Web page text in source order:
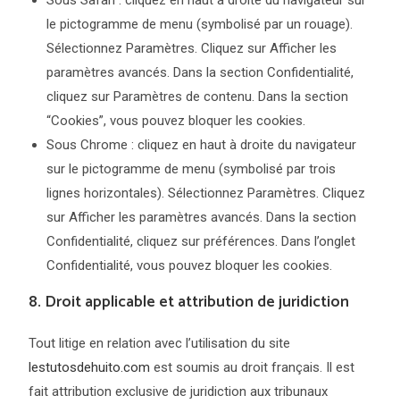
le pictogramme de menu (symbolisé par un rouage).
Sélectionnez Paramètres. Cliquez sur Afficher les
paramètres avancés. Dans la section Confidentialité,
cliquez sur Paramètres de contenu. Dans la section
“Cookies”, vous pouvez bloquer les cookies.
Sous Chrome : cliquez en haut à droite du navigateur
sur le pictogramme de menu (symbolisé par trois
lignes horizontales). Sélectionnez Paramètres. Cliquez
sur Afficher les paramètres avancés. Dans la section
Confidentialité, cliquez sur préférences. Dans l’onglet
Confidentialité, vous pouvez bloquer les cookies.
8. Droit applicable et attribution de juridiction
Tout litige en relation avec l’utilisation du site
lestutosdehuito.com est soumis au droit français. Il est
fait attribution exclusive de juridiction aux tribunaux